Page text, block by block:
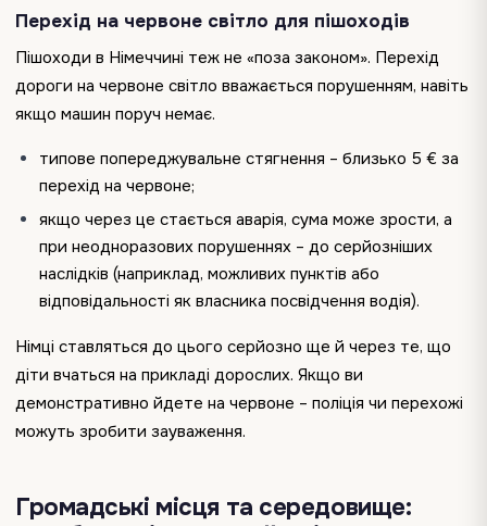
Перехід на червоне світло для пішоходів
Пішоходи в Німеччині теж не «поза законом». Перехід
дороги на червоне світло вважається порушенням, навіть
якщо машин поруч немає.
типове попереджувальне стягнення – близько 5 € за
перехід на червоне;
якщо через це стається аварія, сума може зрости, а
при неодноразових порушеннях – до серйозніших
наслідків (наприклад, можливих пунктів або
відповідальності як власника посвідчення водія).
Німці ставляться до цього серйозно ще й через те, що
діти вчаться на прикладі дорослих. Якщо ви
демонстративно йдете на червоне – поліція чи перехожі
можуть зробити зауваження.
Громадські місця та середовище: